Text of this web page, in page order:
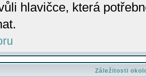
hlavičce, která
Záležitosti